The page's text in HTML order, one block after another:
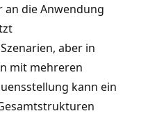
an die Anwendung
aber in
mit mehreren
kann ein